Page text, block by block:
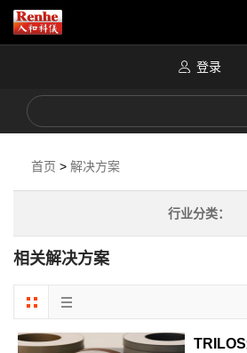
登录
首页 > 解决方案
行业分类：
相关解决方案